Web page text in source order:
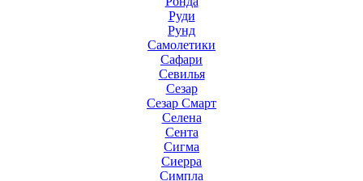
Руди
Рунд
Самолетики
Сафари
Севилья
Сезар
Сезар Смарт
Селена
Сента
Сигма
Сиерра
Симпла